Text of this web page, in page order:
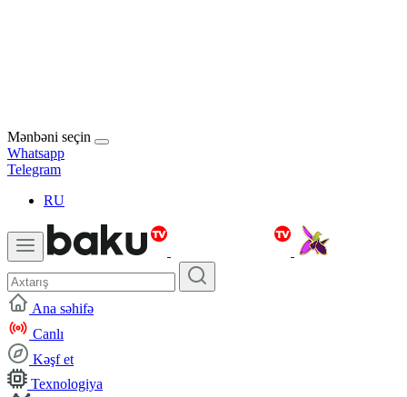
Mənbəni seçin
Whatsapp
Telegram
RU
Ana səhifə
Canlı
Kəşf et
Texnologiya